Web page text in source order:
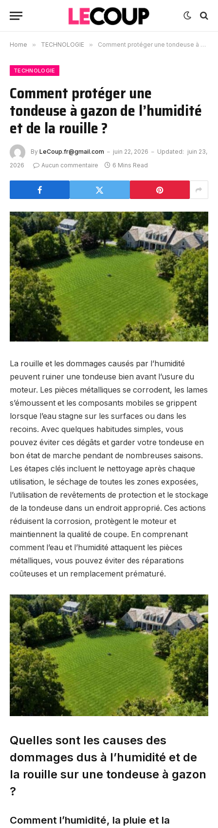
Home » TECHNOLOGIE » Comment protéger une tondeuse à gazon de l’humidité et de la rouille ?
TECHNOLOGIE
Comment protéger une
tondeuse à gazon de l’humidité
et de la rouille ?
By LeCoup.fr@gmail.com juin 22, 2026 Updated: juin 23,
2026
Aucun commentaire 6 Mins Read
La rouille et les dommages causés par l’humidité
peuvent ruiner une tondeuse bien avant l’usure du
moteur. Les pièces métalliques se corrodent, les lames
s’émoussent et les composants mobiles se grippent
lorsque l’eau stagne sur les surfaces ou dans les
recoins. Avec quelques habitudes simples, vous
pouvez éviter ces dégâts et garder votre tondeuse en
bon état de marche pendant de nombreuses saisons.
Les étapes clés incluent le nettoyage après chaque
utilisation, le séchage de toutes les zones exposées,
l’utilisation de revêtements de protection et le stockage
de la tondeuse dans un endroit approprié. Ces actions
réduisent la corrosion, protègent le moteur et
maintiennent la qualité de coupe. En comprenant
comment l’eau et l’humidité attaquent les pièces
métalliques, vous pouvez éviter des réparations
coûteuses et un remplacement prématuré.
Quelles sont les causes des
dommages dus à l’humidité et de
la rouille sur une tondeuse à gazon
?
Comment l’humidité, la pluie et la